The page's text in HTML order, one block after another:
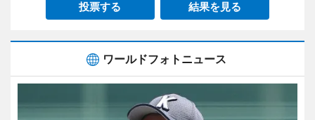
投票する 結果を見る
ワールドフォトニュース